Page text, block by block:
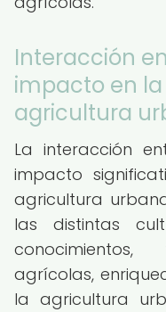
Interacción
impacto en
agricultura
La interacción
impacto
agricultura
las distintas
agrícolas,
la agricultura